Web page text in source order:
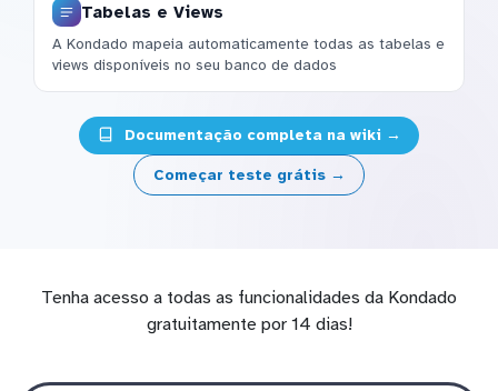
Tabelas e Views
A Kondado mapeia automaticamente todas as tabelas e
views disponíveis no seu banco de dados
Documentação completa na wiki →
Começar teste grátis →
Tenha acesso a todas as funcionalidades da Kondado
gratuitamente por 14 dias!